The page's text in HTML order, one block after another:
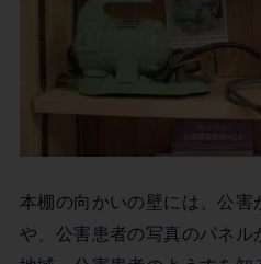
本棚の向かいの壁には、公
や、公害患者の写真のパネ